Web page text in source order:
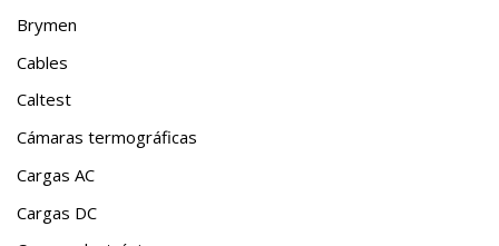
Brymen
Cables
Caltest
Cámaras termográficas
Cargas AC
Cargas DC